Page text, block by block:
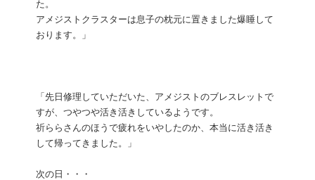
た。
アメジストクラスターは息子の枕元に置きました爆睡して
おります。」
「先日修理していただいた、アメジストのブレスレットで
すが、つやつや活き活きしているようです。
祈ららさんのほうで疲れをいやしたのか、本当に活き活き
して帰ってきました。」
次の日・・・